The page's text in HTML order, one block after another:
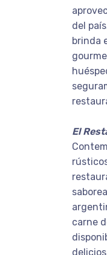
del
brinda
El
carne